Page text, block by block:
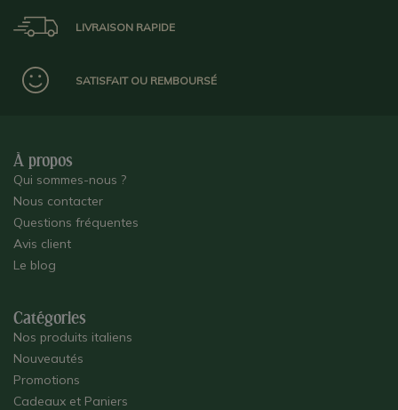
LIVRAISON RAPIDE
SATISFAIT OU REMBOURSÉ
À propos
Qui sommes-nous ?
Nous contacter
Questions fréquentes
Avis client
Le blog
Catégories
Nos produits italiens
Nouveautés
Promotions
Cadeaux et Paniers